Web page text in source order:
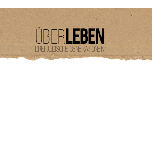
Überleben
Drei Jüdische Generationen